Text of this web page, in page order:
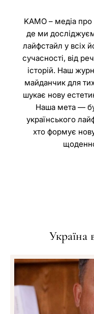
KAMO – медіа про
де ми
лайфстайл у всіх
сучасності, від
історій. Наш
майданчик для
шукає нову
Наша мета —
українського
хто формує нову
Україна